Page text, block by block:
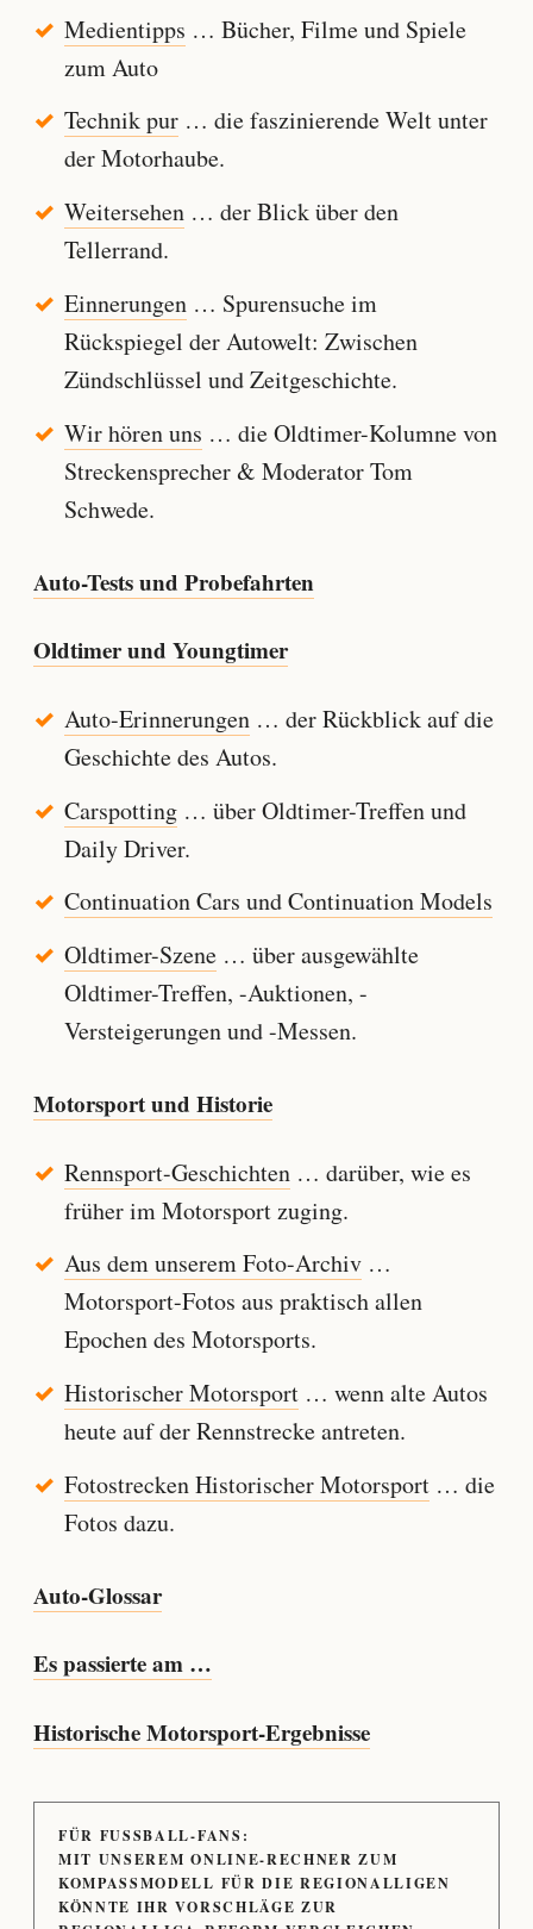
Medientipps … Bücher, Filme und Spiele
zum Auto
Technik pur… die faszinierende Welt unter
der Motorhaube.
Weitersehen… der Blick über den
Tellerrand.
Einnerungen… Spurensuche im
Rückspiegel der Autowelt: Zwischen
Zündschlüssel und Zeitgeschichte.
Wir hören uns … die Oldtimer-Kolumne von
Streckensprecher & Moderator Tom
Schwede.
Auto-Tests und Probefahrten
Oldtimer und Youngtimer
Auto-Erinnerungen… der Rückblick auf die
Geschichte des Autos.
Carspotting… über Oldtimer-Treffen und
Daily Driver.
Continuation Cars und Continuation Models
Oldtimer-Szene… über ausgewählte
Oldtimer-Treffen, -Auktionen, -
Versteigerungen und -Messen.
Motorsport und Historie
Rennsport-Geschichten… darüber, wie es
früher im Motorsport zuging.
Aus dem unserem Foto-Archiv…
Motorsport-Fotos aus praktisch allen
Epochen des Motorsports.
Historischer Motorsport… wenn alte Autos
heute auf der Rennstrecke antreten.
Fotostrecken Historischer Motorsport… die
Fotos dazu.
Auto-Glossar
Es passierte am …
Historische Motorsport-Ergebnisse
FÜR FUSSBALL-FANS:
MIT UNSEREM ONLINE-RECHNER ZUM
KOMPASSMODELL FÜR DIE REGIONALLIGEN
KÖNNTE IHR VORSCHLÄGE ZUR